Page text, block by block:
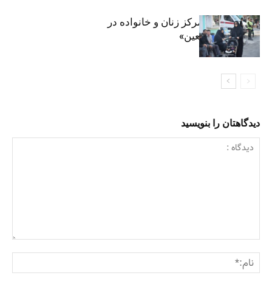
روایت حضور مرکز زنان و خانواده در
«جاماندگان اربعین»
دیدگاهتان را بنویسید